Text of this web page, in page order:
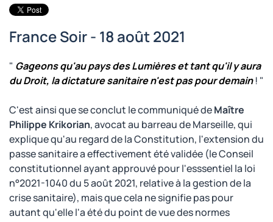
France Soir - 18 août 2021
" Gageons qu'au pays des Lumières et tant qu'il y aura
du Droit, la dictature sanitaire n'est pas pour demain! "
C'est ainsi que se conclut le communiqué deMaître
Philippe Krikorian, avocat au barreau de Marseille, qui
explique qu'au regard de la Constitution, l'extension du
passe sanitaire a effectivement été validée (le Conseil
constitutionnel ayant approuvé pour l'esssentiel la loi
n°2021-1040 du 5 août 2021, relative à la gestion de la
crise sanitaire), mais que cela ne signifie pas pour
autant qu'elle l'a été du point de vue des normes